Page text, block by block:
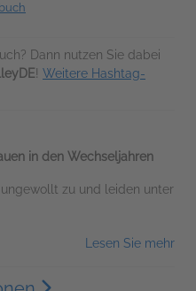
Dann nutzen Sie dabei
! Weitere Hashtag-
in den Wechseljahren
zu und leiden unter
Lesen Sie mehr